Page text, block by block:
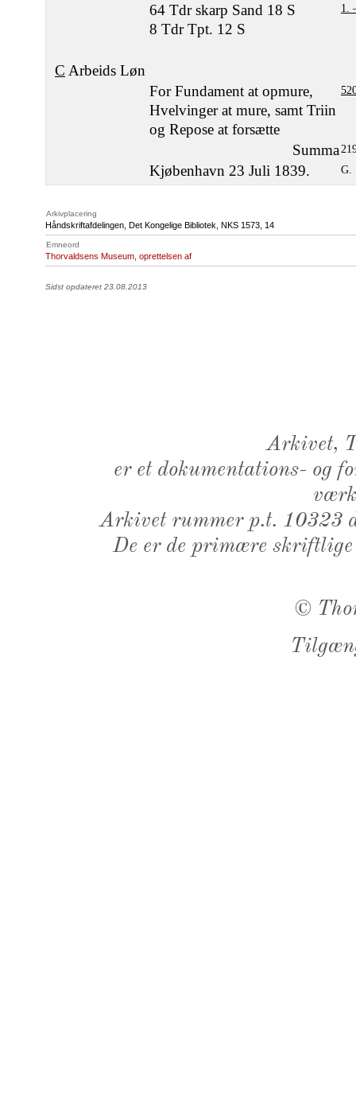
64 Tdr skarp Sand 18 S
8 Tdr Tpt. 12 S
1.
C Arbeids Løn
For Fundament at opmure,
Hvelvinger at mure, samt Triin
og Repose at forsætte
Summa
Kjøbenhavn 23 Juli 1839. G.
Arkivplacering
Håndskriftafdelingen, Det Kongelige Bibliotek, NKS 1573 , 14
Emneord
Thorvaldsens Museum, oprettelsen af
Sidst opdateret 23.08.2013
Arkivet,
er et dokumentations- og
Arkivet rummer p.t. 10323
De er de primære
©